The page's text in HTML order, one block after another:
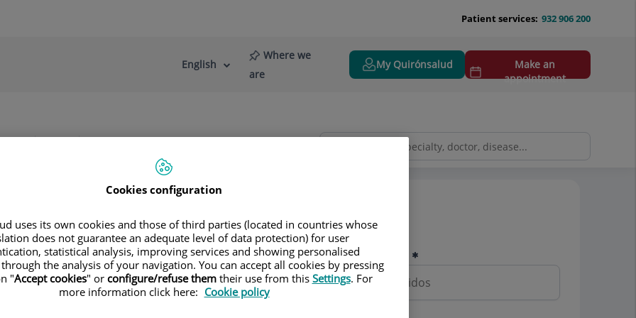
932 906 200
Patient services:
Language
Active
English
Where we
are
My Quirónsalud
Make an
appointment
Capilaroscopia
Nombre y apellidos
Cookies configuration
uses its own cookies and those of third parties (located in countries whose
does not guarantee an adequate level of data protection) for user
statistical analysis, improving services and showing personalised
the analysis of your navigation. You can accept all cookies by pressing
"Accept cookies" or configure/refuse themtheir use from this Settings. For
more information click here: Cookie policy